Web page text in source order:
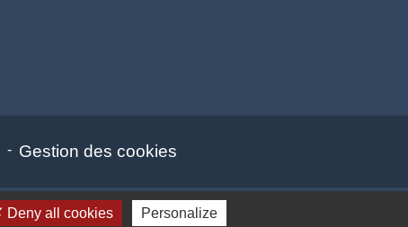
- Gestion des cookies
Deny all cookies Personalize